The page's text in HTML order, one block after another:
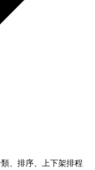
、排序、上下架排程